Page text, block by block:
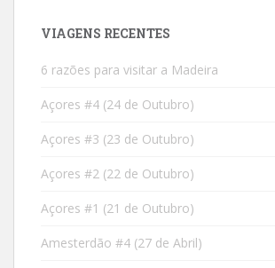
VIAGENS RECENTES
6 razões para visitar a Madeira
Açores #4 (24 de Outubro)
Açores #3 (23 de Outubro)
Açores #2 (22 de Outubro)
Açores #1 (21 de Outubro)
Amesterdão #4 (27 de Abril)